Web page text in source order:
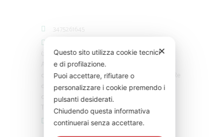
3475261645
(zona Eritrea-Trieste, Metro S. Agnese
Annibaliano)
c/o Associazione Psy via Ardea 27 Roma (zona Re
di Roma)
c/o Studio Medico Via Gioberti, 54 Roma (zona
Termini)
info@carmencapria.com
✕
Questo sito utilizza cookie tecnici
e di profilazione.
Puoi accettare, rifiutare o
personalizzare i cookie premendo i
pulsanti desiderati.
Chiudendo questa informativa
continuerai senza accettare.